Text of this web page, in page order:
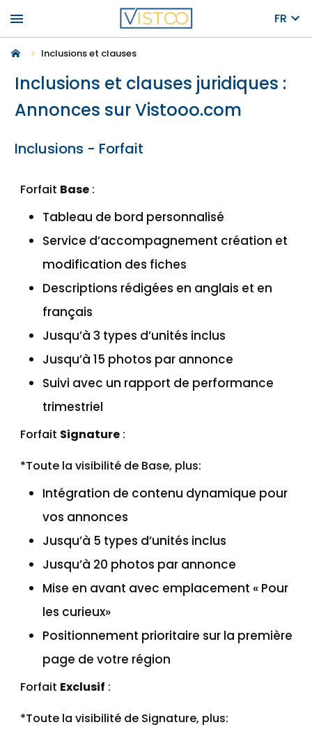
menu FR
Inclusions et clauses
Inclusions et clauses juridiques :
Annonces sur Vistooo.com
Inclusions - Forfait
Forfait Base :
Tableau de bord personnalisé
Service d’accompagnement création et
modification des fiches
Descriptions rédigées en anglais et en
français
Jusqu’à 3 types d’unités inclus
Jusqu’à 15 photos par annonce
Suivi avec un rapport de performance
trimestriel
Forfait Signature :
*Toute la visibilité de Base, plus:
Intégration de contenu dynamique pour
vos annonces
Jusqu’à 5 types d’unités inclus
Jusqu’à 20 photos par annonce
Mise en avant avec emplacement « Pour
les curieux»
Positionnement prioritaire sur la première
page de votre région
Forfait Exclusif :
*Toute la visibilité de Signature, plus: